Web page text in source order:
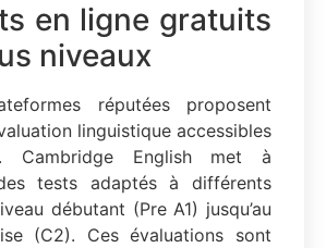
en ligne gratuits
niveaux
réputées proposent
linguistique accessibles
Cambridge English met à
tests adaptés à différents
débutant (Pre A1) jusqu’au
(C2). Ces évaluations sont